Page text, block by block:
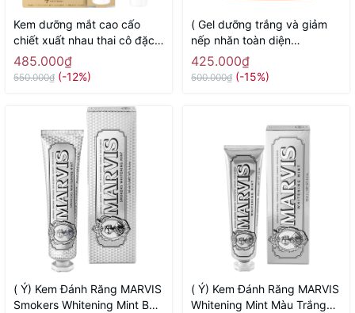
Kem dưỡng mắt cao cấo
chiết xuất nhau thai cô đặc
White Label Placenta Rich
Gold Eye Cream MICCOSMO
485.000₫
550.000₫ (-12%)
( Gel dưỡng trắng và giảm
nếp nhăn toàn diện
Meishoku Medi Shot Wrinkle
& White all in one 50g -
425.000₫
500.000₫ (-15%)
( Ý) Kem Đánh Răng MARVIS
Smokers Whitening Mint Bạc
( Ý) Kem Đánh Răng MARVIS
Whitening Mint Màu Trắng